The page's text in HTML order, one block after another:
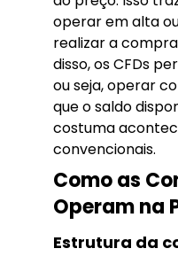
operar em alta
realizar a
disso, os CFDs
ou seja, operar
que o saldo
costuma
convencionais.
Como as
Operam na
Estrutura da